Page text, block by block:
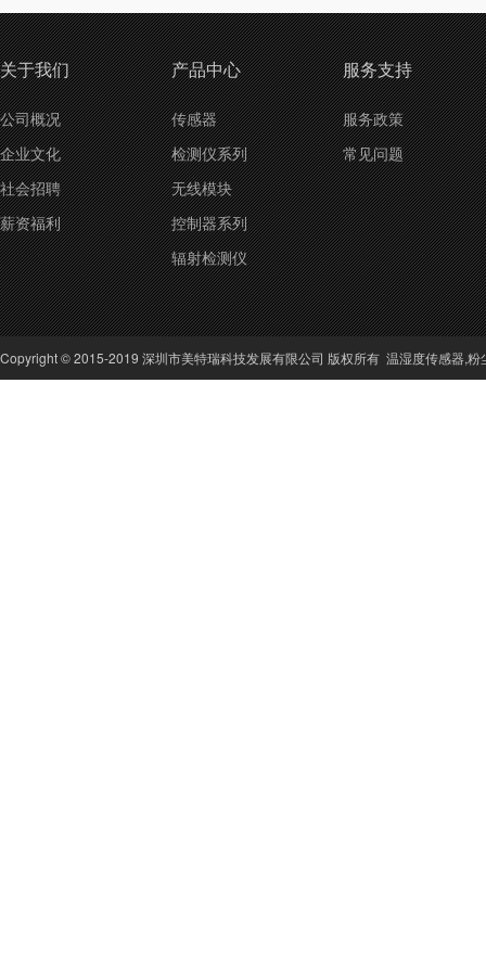
关于我们
公司概况
企业文化
社会招聘
薪资福利
产品中心
传感器
检测仪系列
无线模块
控制器系列
辐射检测仪
服务支持
服务政策
常见问题
Copyright © 2015-2019 深圳市美特瑞科技发展有限公司 版权所有 温湿度传感器,粉